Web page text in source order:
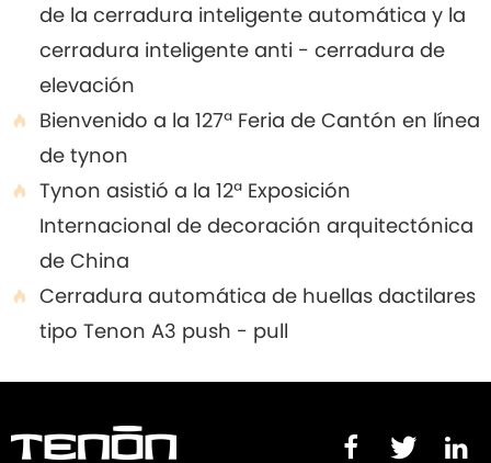
de la cerradura inteligente automática y la
cerradura inteligente anti - cerradura de
elevación

Bienvenido a la 127ª Feria de Cantón en línea
de tynon

Tynon asistió a la 12ª Exposición
Internacional de decoración arquitectónica
de China

Cerradura automática de huellas dactilares
tipo Tenon A3 push - pull
  